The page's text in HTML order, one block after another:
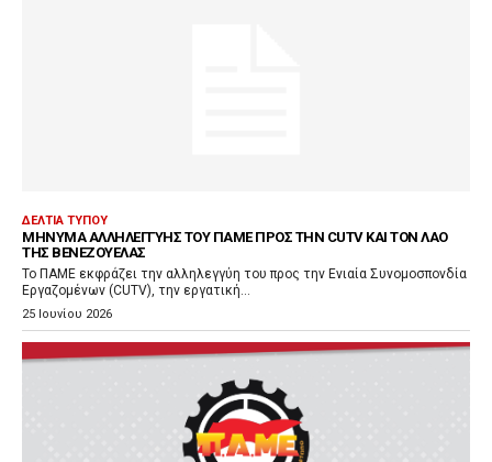
ΔΕΛΤΊΑ ΤΎΠΟΥ
ΜΉΝΥΜΑ ΑΛΛΗΛΕΓΓΎΗΣ ΤΟΥ ΠΑΜΕ ΠΡΟΣ ΤΗΝ CUTV ΚΑΙ ΤΟΝ ΛΑΌ
ΤΗΣ ΒΕΝΕΖΟΥΈΛΑΣ
Το ΠΑΜΕ εκφράζει την αλληλεγγύη του προς την Ενιαία Συνομοσπονδία
Εργαζομένων (CUTV), την εργατική...
25 Ιουνίου 2026